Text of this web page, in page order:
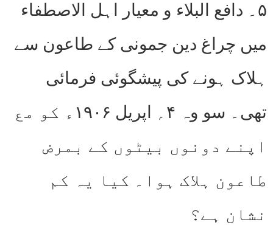
۵۔ دافع البلاء و معیار اہل الاصطفاء
میں چراغ دین جمونی کے طاعون سے
ہلاک ہونے کی پیشگوئی فرمائی
تھی۔ سو وہ ۴؍ اپریل ۱۹۰۶ء کو مع
اپنے دونوں بیٹوں کے بمرض
طاعون ہلاک ہوا۔ کیا یہ کم
نشان ہے؟